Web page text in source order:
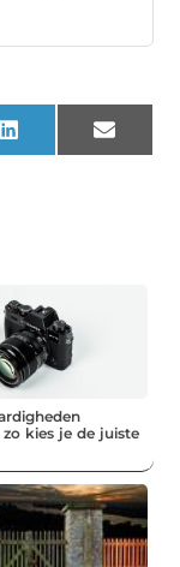
LinkedInEmail
kies je de juiste